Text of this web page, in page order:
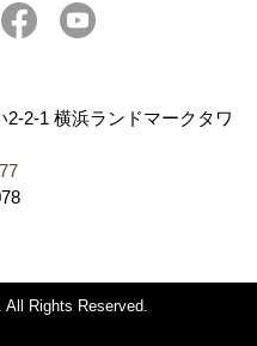
横浜ランドマークタワ
Rights Reserved.